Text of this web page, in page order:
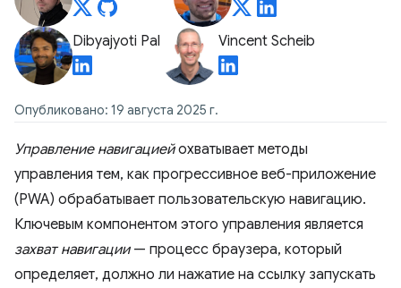
Dibyajyoti Pal Vincent Scheib
Опубликовано: 19 августа 2025 г.
Управление навигациейохватывает методы
управления тем, как прогрессивное веб-приложение
(PWA) обрабатывает пользовательскую навигацию.
Ключевым компонентом этого управления является
захват навигации— процесс браузера, который
определяет, должно ли нажатие на ссылку запускать